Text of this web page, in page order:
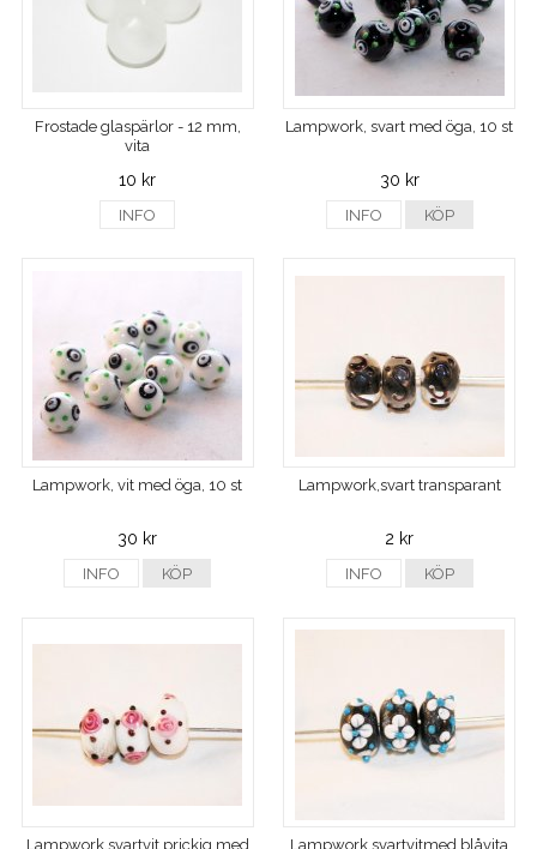
Frostade glaspärlor - 12 mm,
vita
10 kr
INFO
Lampwork, svart med öga, 10 st
30 kr
INFO KÖP
Lampwork, vit med öga, 10 st
30 kr
INFO KÖP
Lampwork,svart transparant
2 kr
INFO KÖP
Lampwork,svartvit prickig med
Lampwork,svartvitmed blåvita